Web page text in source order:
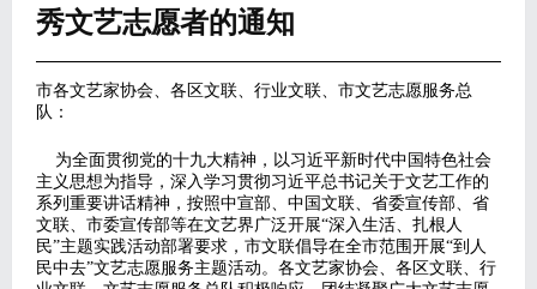
秀文艺志愿者的通知
市各文艺家协会、各区文联、行业文联、市文艺志愿服务总
队：
为全面贯彻党的十九大精神，以习近平新时代中国特色社会
主义思想为指导，深入学习贯彻习近平总书记关于文艺工作的
系列重要讲话精神，按照中宣部、中国文联、省委宣传部、省
文联、市委宣传部等在文艺界广泛开展“深入生活、扎根人
民”主题实践活动部署要求，市文联倡导在全市范围开展“到人
民中去”文艺志愿服务主题活动。各文艺家协会、各区文联、行